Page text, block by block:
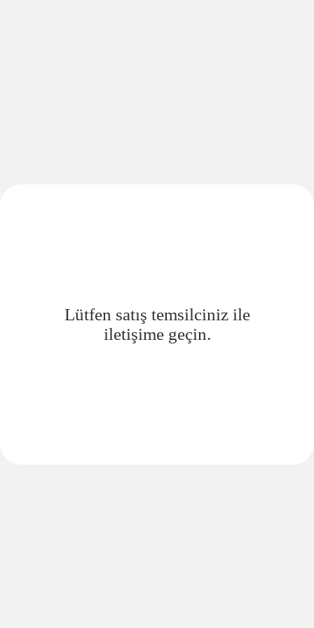
Lütfen satış temsilciniz ile
iletişime geçin.